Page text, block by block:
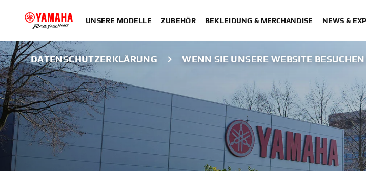
UNSERE MODELLE ZUBEHÖR BEKLEIDUNG & MERCHANDISE NEWS &
DATENSCHUTZERKLÄRUNG WENN SIE UNSERE WEBSITE